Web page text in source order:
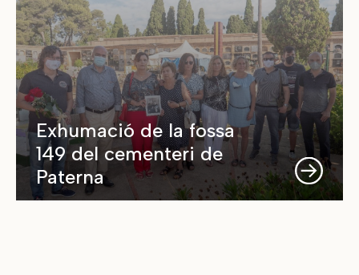
Exhumació de la fossa
149 del cementeri de
Paterna